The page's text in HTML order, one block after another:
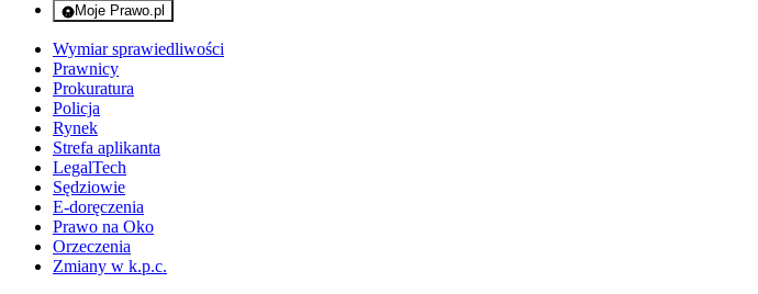
Moje Prawo.pl
- rejestracja i logowanie do serwisu
Wymiar sprawiedliwości
Prawnicy
Prokuratura
Policja
Rynek
Strefa aplikanta
LegalTech
Sędziowie
E-doręczenia
Prawo na Oko
Orzeczenia
Zmiany w k.p.c.